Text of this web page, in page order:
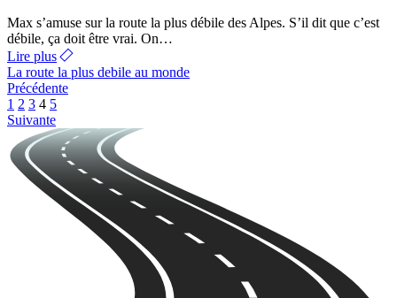
Max s’amuse sur la route la plus débile des Alpes. S’il dit que c’est
débile, ça doit être vrai. On…
Lire plus
La route la plus debile au monde
Précédente
1 2 3 4 5
Suivante